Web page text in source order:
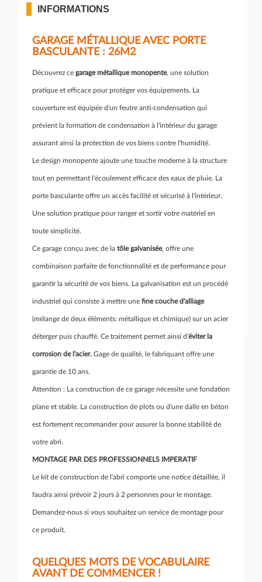
INFORMATIONS
GARAGE MÉTALLIQUE AVEC PORTE
BASCULANTE : 26M2
Découvrez ce garage métallique monopente, une solution
pratique et efficace pour protéger vos équipements. La
couverture est équipée d'un feutre anti-condensation qui
prévient la formation de condensation à l'intérieur du garage
assurant ainsi la protection de vos biens contre l'humidité.
Le design monopente ajoute une touche moderne à la structure
tout en permettant l'écoulement efficace des eaux de pluie. La
porte basculante offre un accès facilité et sécurisé à l'intérieur.
Une solution pratique pour ranger et sortir votre matériel en
toute simplicité.
Ce garage conçu avec de la tôle galvanisée, offre une
combinaison parfaite de fonctionnalité et de performance pour
garantir la sécurité de vos biens. La galvanisation est un procédé
industriel qui consiste à mettre une fine couche d'alliage
(mélange de deux éléments: métallique et chimique) sur un acier
déterger puis chauffé. Ce traitement permet ainsi d'éviter la
corrosion de l'acier. Gage de qualité, le fabriquant offre une
garantie de 10 ans.
Attention : La construction de ce garage nécessite une fondation
plane et stable. La construction de plots ou d'une dalle en béton
est fortement recommander pour assurer la bonne stabilité de
votre abri.
MONTAGE PAR DES PROFESSIONNELS IMPERATIF
Le kit de construction de l'abri comporte une notice détaillée, il
faudra ainsi prévoir 2 jours à 2 personnes pour le montage.
Demandez-nous si vous souhaitez un service de montage pour
ce produit.
QUELQUES MOTS DE VOCABULAIRE
AVANT DE COMMENCER !